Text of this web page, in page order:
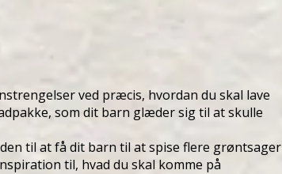
ved præcis, hvordan du skal lave
som dit barn glæder sig til at skulle
til at få dit barn til at spise flere grøntsager
til, hvad du skal komme på